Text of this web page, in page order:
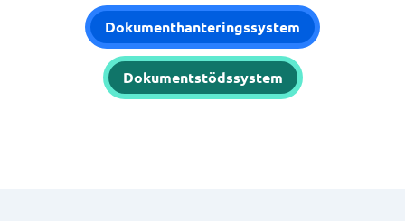
Dokumenthanteringssystem
Dokumentstödssystem